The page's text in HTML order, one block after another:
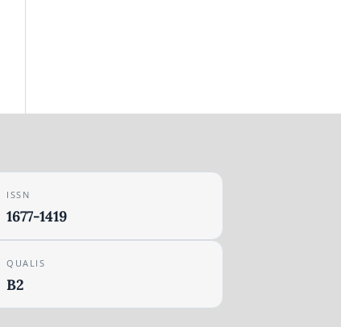
ISSN
1677-1419
QUALIS
B2